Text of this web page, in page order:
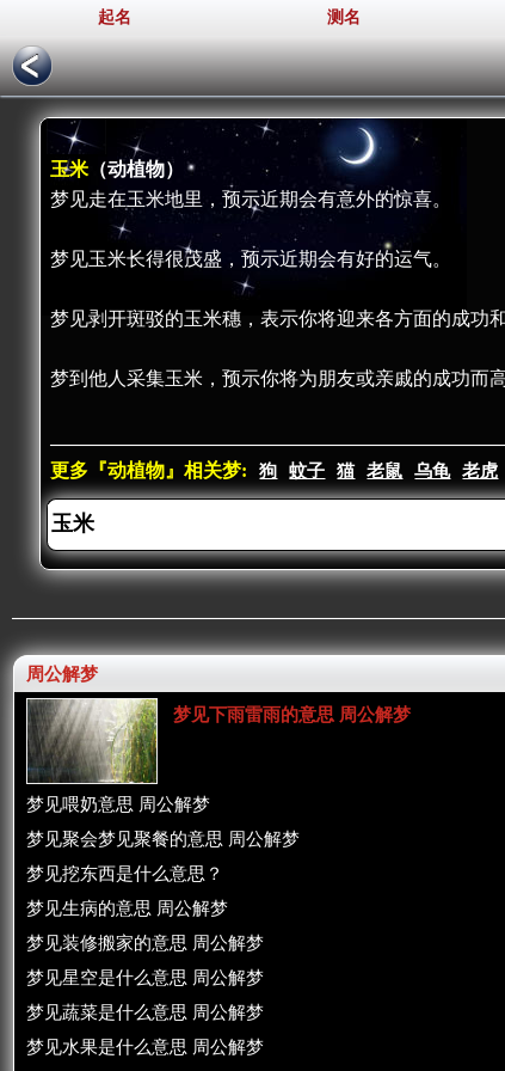
起名 测名
玉米 （动植物）
梦见走在玉米地里，预示近期会有意外的惊喜。
梦见玉米长得很茂盛，预示近期会有好的运气。
梦见剥开斑驳的玉米穗，表示你将迎来各方面的成功和
梦到他人采集玉米，预示你将为朋友或亲戚的成功而高
更多『动植物』相关梦: 狗 蚊子 猫 老鼠 乌龟 老虎
周公解梦
梦见下雨雷雨的意思 周公解梦
梦见喂奶意思 周公解梦
梦见聚会梦见聚餐的意思 周公解梦
梦见挖东西是什么意思？
梦见生病的意思 周公解梦
梦见装修搬家的意思 周公解梦
梦见星空是什么意思 周公解梦
梦见蔬菜是什么意思 周公解梦
梦见水果是什么意思 周公解梦